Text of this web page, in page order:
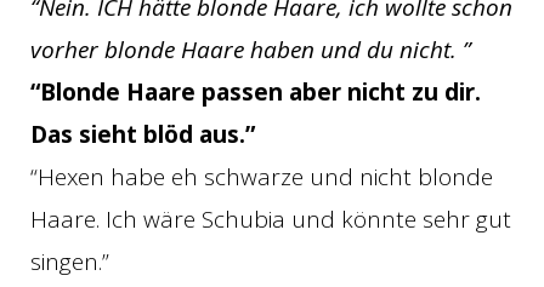
“Nein. ICH hätte blonde Haare, ich wollte schon
vorher blonde Haare haben und du nicht. ”
“Blonde Haare passen aber nicht zu dir.
Das sieht blöd aus.”
“Hexen habe eh schwarze und nicht blonde
Haare. Ich wäre Schubia und könnte sehr gut
singen.”